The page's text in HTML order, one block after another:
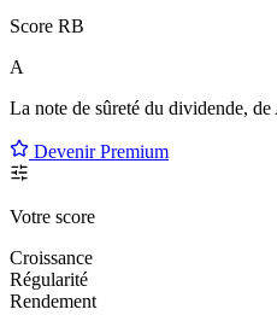
Score RB
A
La note de sûreté du dividende, de
Devenir Premium
Votre score
Croissance
Régularité
Rendement